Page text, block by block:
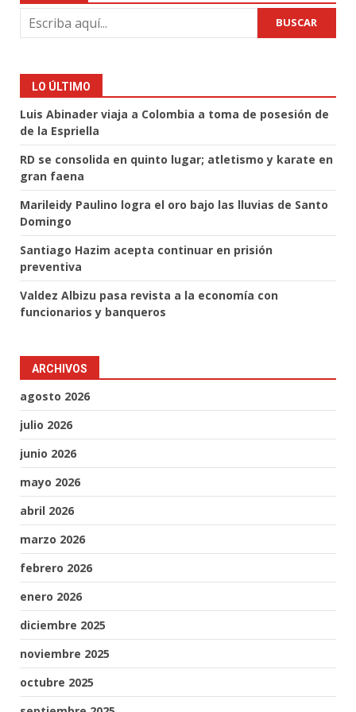
BUSCAR
LO ÚLTIMO
Luis Abinader viaja a Colombia a toma de posesión de
de la Espriella
RD se consolida en quinto lugar; atletismo y karate en
gran faena
Marileidy Paulino logra el oro bajo las lluvias de Santo
Domingo
Santiago Hazim acepta continuar en prisión
preventiva
Valdez Albizu pasa revista a la economía con
funcionarios y banqueros
ARCHIVOS
agosto 2026
julio 2026
junio 2026
mayo 2026
abril 2026
marzo 2026
febrero 2026
enero 2026
diciembre 2025
noviembre 2025
octubre 2025